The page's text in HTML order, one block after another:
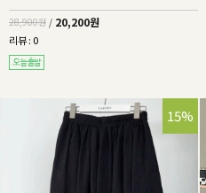
28,900원 / 20,200원
리뷰 : 0
25%
15%